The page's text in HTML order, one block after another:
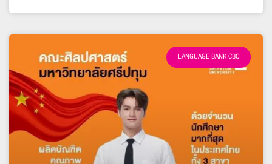
LANGUAGE BANK CBC